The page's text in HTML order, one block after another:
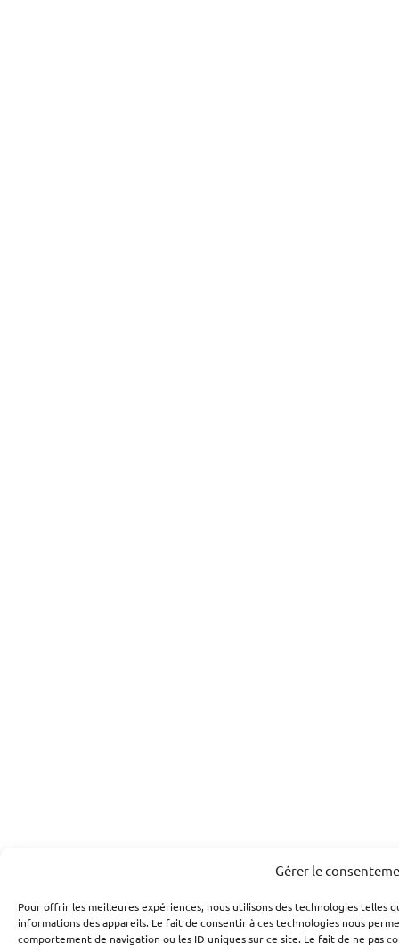
Gérer le
Pour offrir les meilleures expériences, nous utilisons des technologies telles
informations des appareils. Le fait de consentir à ces technologies nous
comportement de navigation ou les ID uniques sur ce site. Le fait de ne pas